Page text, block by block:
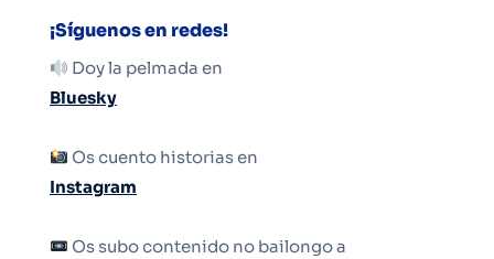
¡Síguenos en redes!
Doy la pelmada en
Bluesky
Os cuento historias en
Instagram
Os subo contenido no bailongo a